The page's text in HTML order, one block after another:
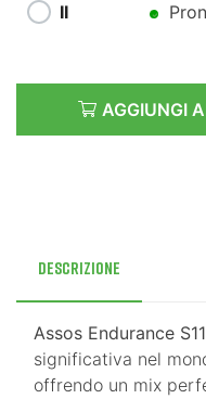
II
AGGIUNGI
Descrizione
Assos Endurance S11
significativa nel
offrendo un mix